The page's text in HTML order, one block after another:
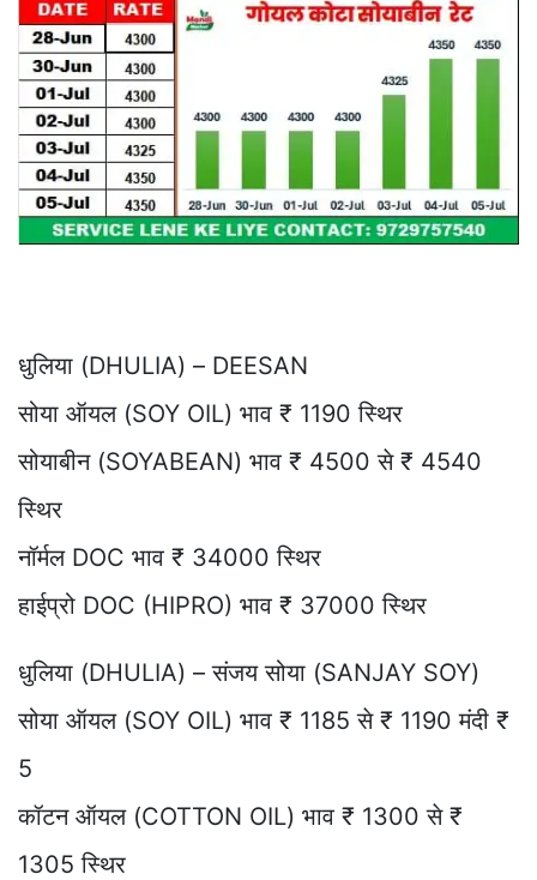
धुलिया (DHULIA) – DEESAN
सोया ऑयल (SOY OIL) भाव ₹ 1190 स्थिर
सोयाबीन (SOYABEAN) भाव ₹ 4500 से ₹ 4540
स्थिर
नॉर्मल DOC भाव ₹ 34000 स्थिर
हाईप्रो DOC (HIPRO) भाव ₹ 37000 स्थिर
धुलिया (DHULIA) – संजय सोया (SANJAY SOY)
सोया ऑयल (SOY OIL) भाव ₹ 1185 से ₹ 1190 मंदी ₹
5
कॉटन ऑयल (COTTON OIL) भाव ₹ 1300 से ₹
1305 स्थिर